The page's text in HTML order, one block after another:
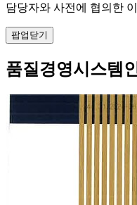
담당자와 사전에 협의한
팝업닫기
품질경영시스템